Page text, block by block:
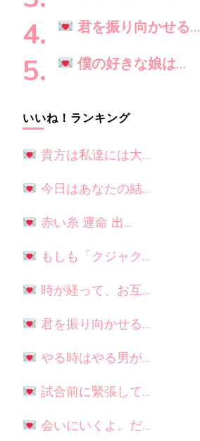
君を振り向かせる…
僕の好きな娘は…
いいね！ランキング
貴方は私達には大…
今日はあなたの結…
赤い糸 運命 出…
もしも「クジャク…
時が経って、お互…
君を振り向かせる…
やる時はやる男が…
試合前に緊張して…
会いにいくよ。だ…